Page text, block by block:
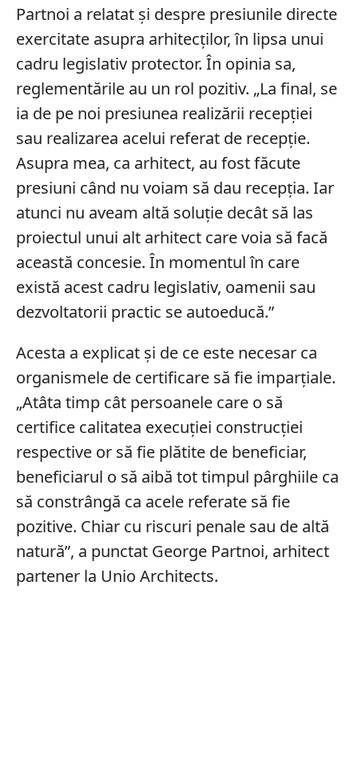
Partnoi a relatat și despre presiunile directe
exercitate asupra arhitecților, în lipsa unui
cadru legislativ protector. În opinia sa,
reglementările au un rol pozitiv. „La final, se
ia de pe noi presiunea realizării recepției
sau realizarea acelui referat de recepție.
Asupra mea, ca arhitect, au fost făcute
presiuni când nu voiam să dau recepția. Iar
atunci nu aveam altă soluție decât să las
proiectul unui alt arhitect care voia să facă
această concesie. În momentul în care
există acest cadru legislativ, oamenii sau
dezvoltatorii practic se autoeducă.”
Acesta a explicat și de ce este necesar ca
organismele de certificare să fie imparțiale.
„Atâta timp cât persoanele care o să
certifice calitatea execuției construcției
respective or să fie plătite de beneficiar,
beneficiarul o să aibă tot timpul pârghiile ca
să constrângă ca acele referate să fie
pozitive. Chiar cu riscuri penale sau de altă
natură”, a punctat George Partnoi, arhitect
partener la Unio Architects.